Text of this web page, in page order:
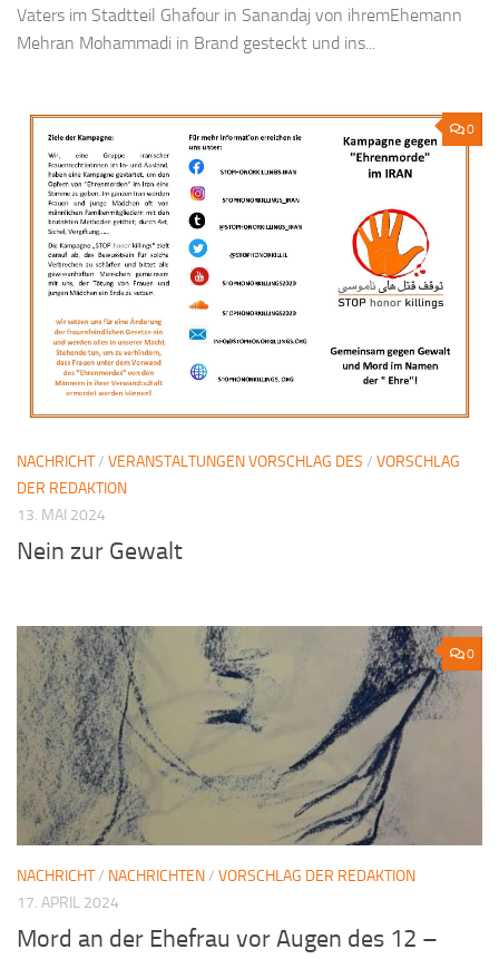
Vaters im Stadtteil Ghafour in Sanandaj von ihremEhemann
Mehran Mohammadi in Brand gesteckt und ins...
0
NACHRICHT/ VERANSTALTUNGEN VORSCHLAG DES / VORSCHLAG
DER REDAKTION
13. MAI 2024
Nein zur Gewalt
0
NACHRICHT/ NACHRICHTEN/ VORSCHLAG DER REDAKTION
17. APRIL 2024
Mord an der Ehefrau vor Augen des 12 –